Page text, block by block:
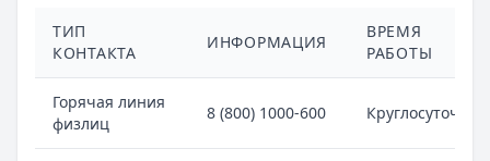
ТИП
КОНТАКТА
ИНФОРМАЦИЯ
ВРЕМЯ
РАБОТЫ
Горячая линия
физлиц
8 (800) 1000-600 Круглосуточно